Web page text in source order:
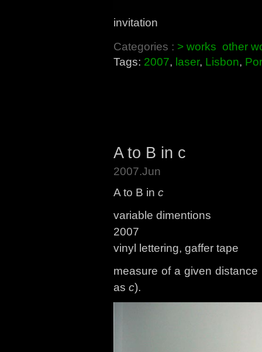
invitation
Categories : > works other
Tags: 2007, laser, Lisbon,
A to B in c
2007.Jun
A to B in c
variable dimentions
2007
vinyl lettering, gaffer tape
measure of a given
as c).